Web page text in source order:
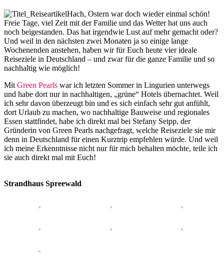
Hach, Ostern war doch wieder einmal schön!
Freie Tage, viel Zeit mit der Familie und das Wetter hat uns auch
noch beigestanden. Das hat irgendwie Lust auf mehr gemacht oder?
Und weil in den nächsten zwei Monaten ja so einige lange
Wochenenden anstehen, haben wir für Euch heute vier ideale
Reiseziele in Deutschland – und zwar für die ganze Familie und so
nachhaltig wie möglich!
Mit Green Pearls war ich letzten Sommer in Lingurien unterwegs
und habe dort nur in nachhaltigen, „grüne“ Hotels übernachtet. Weil
ich sehr davon überzeugt bin und es sich einfach sehr gut anfühlt,
dort Urlaub zu machen, wo nachhaltige Bauweise und regionales
Essen stattfindet, habe ich direkt mal bei Stefany Seipp, der
Gründerin von Green Pearls nachgefragt, welche Reiseziele sie mir
denn in Deutschland für einen Kurztrip empfehlen würde. Und weil
ich meine Erkenntnisse nicht nur für mich behalten möchte, teile ich
sie auch direkt mal mit Euch!
Strandhaus Spreewald